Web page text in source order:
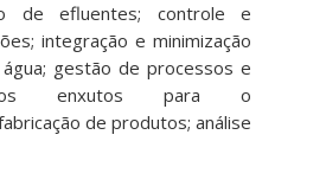
de efluentes; controle e
integração e minimização
gestão de processos e
enxutos para o
de produtos; análise